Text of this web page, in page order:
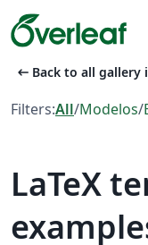
arrow_left_alt Back to all gallery
Filters:All/Modelos/
LaTeX